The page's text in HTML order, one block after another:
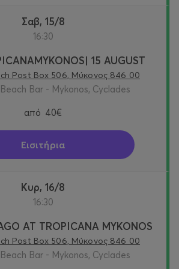
Σαβ, 15/8
16:30
15 AUGUST
Post Box 506, Μύκονος 846 00
Bar - Mykonos, Cyclades
από 40€
Εισιτήρια
Κυρ, 16/8
16:30
AT TROPICANA MYKONOS
Post Box 506, Μύκονος 846 00
Bar - Mykonos, Cyclades